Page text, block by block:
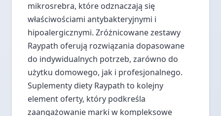
mikrosrebra, które odznaczają się
właściwościami antybakteryjnymi i
hipoalergicznymi. Zróżnicowane zestawy
Raypath oferują rozwiązania dopasowane
do indywidualnych potrzeb, zarówno do
użytku domowego, jak i profesjonalnego.
Suplementy diety Raypath to kolejny
element oferty, który podkreśla
zaangażowanie marki w kompleksowe